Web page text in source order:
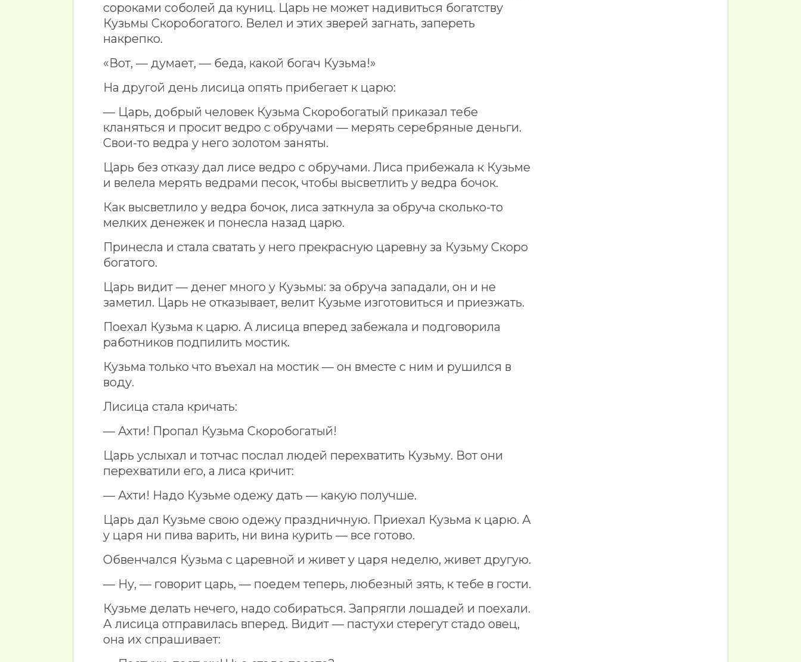
сороками соболей да куниц. Царь не может надивиться богатству
Кузьмы Скоробогатого. Велел и этих зверей загнать, запереть
накрепко.
«Вот, — думает, — беда, какой богач Кузьма!»
На другой день лисица опять прибегает к царю:
— Царь, добрый человек Кузьма Скоробогатый приказал тебе
кланяться и просит ведро с обручами — мерять серебряные деньги.
Свои-то ведра у него золотом заняты.
Царь без отказу дал лисе ведро с обручами. Лиса прибежала к Кузьме
и велела мерять ведрами песок, чтобы высветлить у ведра бочок.
Как высветлило у ведра бочок, лиса заткнула за обруча сколько-то
мелких денежек и понесла назад царю.
Принесла и стала сватать у него прекрасную царевну за Кузьму Скоро
богатого.
Царь видит — денег много у Кузьмы: за обруча западали, он и не
заметил. Царь не отказывает, велит Кузьме изготовиться и приезжать.
Поехал Кузьма к царю. А лисица вперед забежала и подговорила
работников подпилить мостик.
Кузьма только что въехал на мостик — он вместе с ним и рушился в
воду.
Лисица стала кричать:
— Ахти! Пропал Кузьма Скоробогатый!
Царь услыхал и тотчас послал людей перехватить Кузьму. Вот они
перехватили его, а лиса кричит:
— Ахти! Надо Кузьме одежу дать — какую получше.
Царь дал Кузьме свою одежу праздничную. Приехал Кузьма к царю. А
у царя ни пива варить, ни вина курить — все готово.
Обвенчался Кузьма с царевной и живет у царя неделю, живет другую.
— Ну, — говорит царь, — поедем теперь, любезный зять, к тебе в гости.
Кузьме делать нечего, надо собираться. Запрягли лошадей и поехали.
А лисица отправилась вперед. Видит — пастухи стерегут стадо овец,
она их спрашивает: